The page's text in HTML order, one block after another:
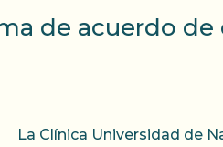
de acuerdo
Clínica Universidad de